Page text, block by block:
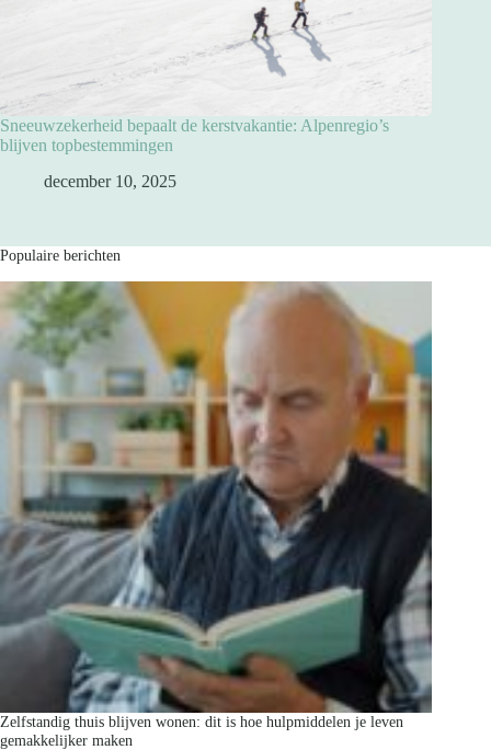
Sneeuwzekerheid bepaalt de kerstvakantie: Alpenregio’s
blijven topbestemmingen
december 10, 2025
Populaire berichten
Zelfstandig thuis blijven wonen: dit is hoe hulpmiddelen je leven
gemakkelijker maken